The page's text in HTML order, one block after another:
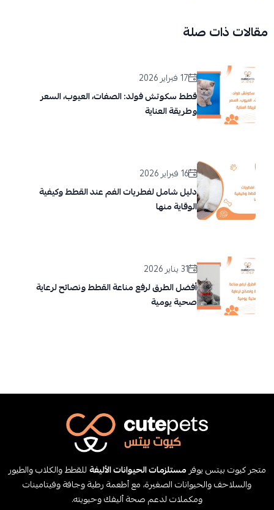
مقالات ذات صلة
17 فبراير 2026
قطط سكوتش فولد: الصفات، العيوب، السعر
وطريقة العناية
16 فبراير 2026
دليل شامل لفطريات الفم عند القطط وكيفية
الوقاية منها
31 يناير 2026
أفضل الطرق لرفع مناعة القطط ونصائح لرعاية
صحية يومية
متجر كيوت بيتس يوفرمستلزمات الحيوانات الأليفةللقطط والكلاب والطيور
والسلاحف والحيوانات الصغيرة، مع أطعمة رطبة وجافة وفيتامينات
ومكملات لدعم صحة أليفك وحيويته.